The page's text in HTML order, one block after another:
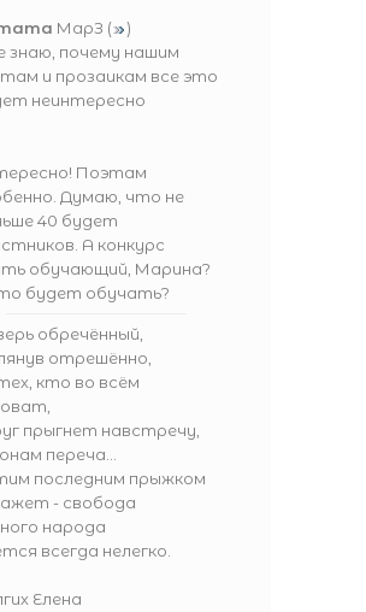
МарЗ (
)
знаю, почему нашим
и прозаикам все это
неинтересно
Поэтам
Думаю, что не
40 будет
А конкурс
обучающий, Марина?
будет обучать?
обречённый,
отрешённо,
кто во всём
прыгнет навстречу,
переча...
последним прыжком
- свобода
народа
всегда нелегко.
Елена